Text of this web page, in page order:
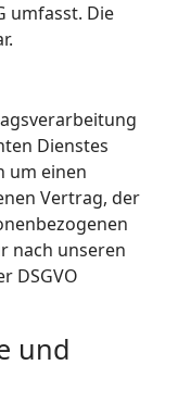
umfasst. Die
Dienstes
um einen
Vertrag, der
nach unseren
DSGVO
und